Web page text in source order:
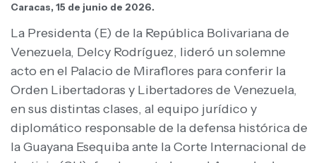
Caracas, 15 de junio de 2026.
La Presidenta (E) de la República Bolivariana de
Venezuela, Delcy Rodríguez, lideró un solemne
acto en el Palacio de Miraflores para conferir la
Orden Libertadoras y Libertadores de Venezuela,
en sus distintas clases, al equipo jurídico y
diplomático responsable de la defensa histórica de
la Guayana Esequiba ante la Corte Internacional de